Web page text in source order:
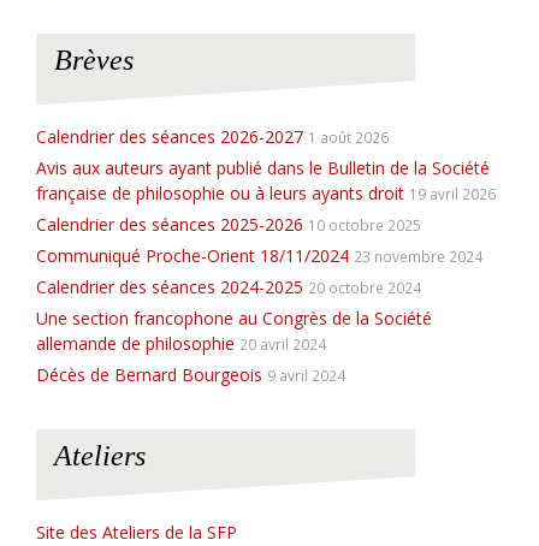
Brèves
Calendrier des séances 2026-2027 1 août 2026
Avis aux auteurs ayant publié dans le Bulletin de la Société
française de philosophie ou à leurs ayants droit 19 avril 2026
Calendrier des séances 2025-2026 10 octobre 2025
Communiqué Proche-Orient 18/11/2024 23 novembre 2024
Calendrier des séances 2024-2025 20 octobre 2024
Une section francophone au Congrès de la Société
allemande de philosophie 20 avril 2024
Décès de Bernard Bourgeois 9 avril 2024
Ateliers
Site des Ateliers de la SFP